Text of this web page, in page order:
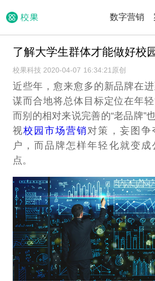
数字营销
了解大学生群体才能做好校
校果科技 2020-04-07 16:34:21 原创
近些年，愈来愈多的新品牌在
谋而合地将总体目标定位在年轻
而别的相对来说完善的“老品牌”
视校园市场营销对策，妄图争
户，而品牌怎样年轻化就变成
点。